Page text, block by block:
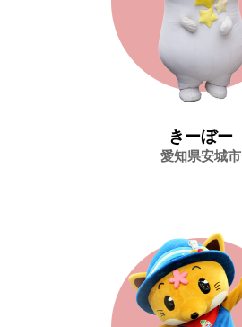
きーぼー
愛知県安城市